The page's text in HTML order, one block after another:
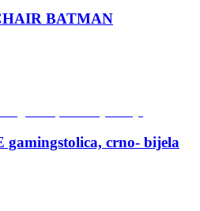
BATMAN
crno- bijela